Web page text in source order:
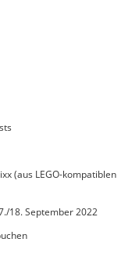
(aus LEGO-kompatiblen
18. September 2022